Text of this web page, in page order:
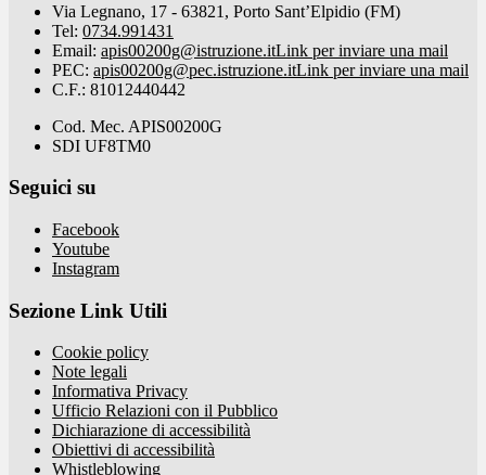
Via Legnano, 17 - 63821, Porto Sant’Elpidio (FM)
Tel: 0734.991431
Email: apis00200g@istruzione.itLink per inviare una mail
PEC: apis00200g@pec.istruzione.itLink per inviare una mail
C.F.: 81012440442
Cod. Mec. APIS00200G
SDI UF8TM0
Seguici su
Facebook
Youtube
Instagram
Sezione Link Utili
Cookie policy
Note legali
Informativa Privacy
Ufficio Relazioni con il Pubblico
Dichiarazione di accessibilità
Obiettivi di accessibilità
Whistleblowing